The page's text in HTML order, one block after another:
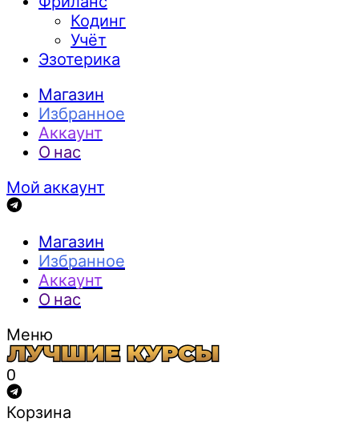
Кодинг
Учёт
Эзотерика
Магазин
Избранное
Аккаунт
О нас
Мой аккаунт
Магазин
Избранное
Аккаунт
О нас
Меню
0
Корзина